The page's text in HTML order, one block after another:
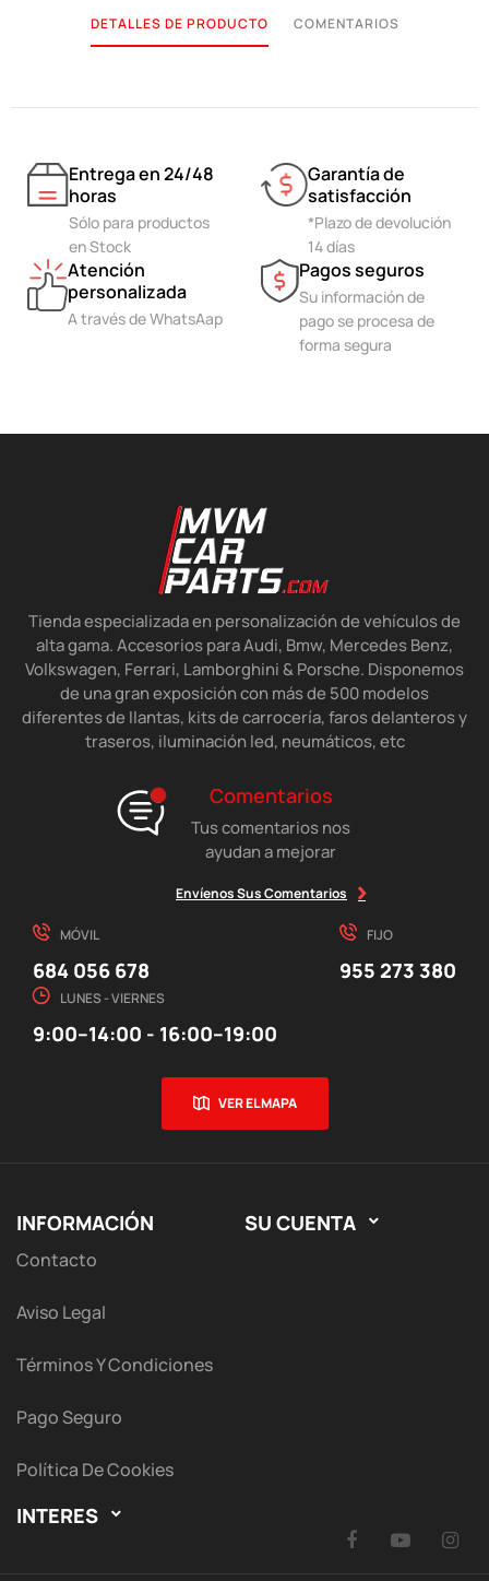
DETALLES DE PRODUCTO COMENTARIOS
Entrega en 24/48
horas
Sólo para productos
en Stock
Garantía de
satisfacción
*Plazo de devolución
14 días
Atención
personalizada
A través de WhatsAap
Pagos seguros
Su información de
pago se procesa de
forma segura
Tienda especializada en personalización de vehículos de
alta gama. Accesorios para Audi, Bmw, Mercedes Benz,
Volkswagen, Ferrari, Lamborghini & Porsche. Disponemos
de una gran exposición con más de 500 modelos
diferentes de llantas, kits de carrocería, faros delanteros y
traseros, iluminación led, neumáticos, etc
Comentarios
Tus comentarios nos
ayudan a mejorar
Envíenos Sus Comentarios
MÓVIL
684 056 678
FIJO
955 273 380
LUNES - VIERNES
9:00–14:00 - 16:00–19:00
VER EL MAPA
INFORMACIÓN
Contacto
Aviso Legal
Términos Y Condiciones
Pago Seguro
Política De Cookies
SU CUENTA 
INTERES 
Facebook